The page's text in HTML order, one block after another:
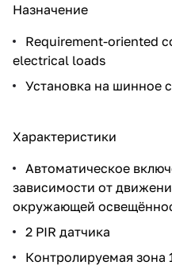
Назначение
Requirement-oriented
electrical loads
Установка на шинное
Характеристики
Автоматическое
зависимости от
окружающей
2 PIR датчика
Контролируемая зона